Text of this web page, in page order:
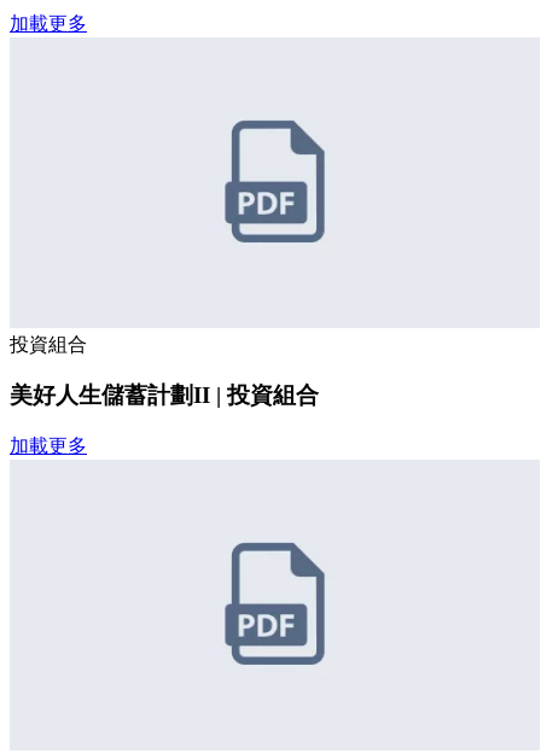
加載更多
投資組合
美好人生儲蓄計劃II | 投資組合
加載更多